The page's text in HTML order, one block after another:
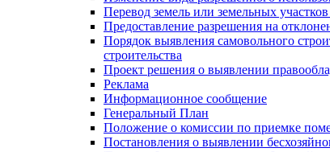
Перевод земель или земельных
Предоставление разрешения на
Порядок выявления самовольного
строительства
Проект решения о выявлении
Реклама
Информационное сообщение
Генеральный План
Положение о комиссии по приемке
Постановления о выявлении